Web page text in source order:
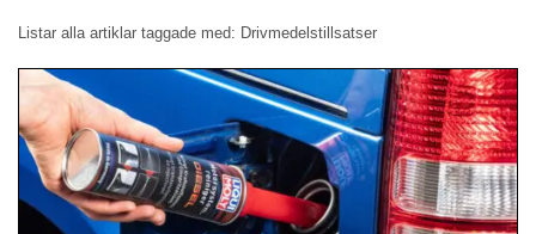
Listar alla artiklar taggade med: Drivmedelstillsatser